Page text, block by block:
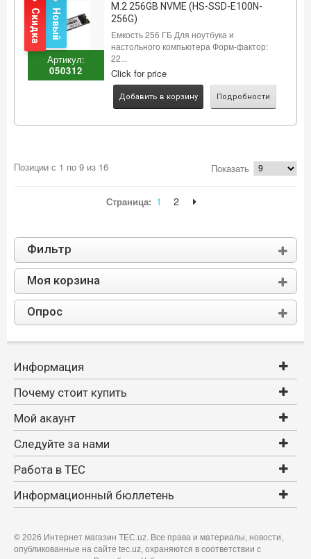
Артикул:
050312
M.2 256GB NVME (HS-SSD-E100N-
256G)
Емкость 256 ГБ Для ноутбука и
настольного компьютера Форм-фактор:
22...
Click for price
Добавить в корзину Подробности
Новый
Скидка
Позиции с 1 по 9 из 16 Показать
Страница: 1 2
Фильтр
Моя корзина
Опрос
Информация
Почему стоит купить
Мой акаунт
Следуйте за нами
Работа в TEC
Информационный бюллетень
© 2026 Интернет магазин TEC.uz. Все права и материалы, новости,
опубликованные на сайте tec.uz, охраняются в соответствии с